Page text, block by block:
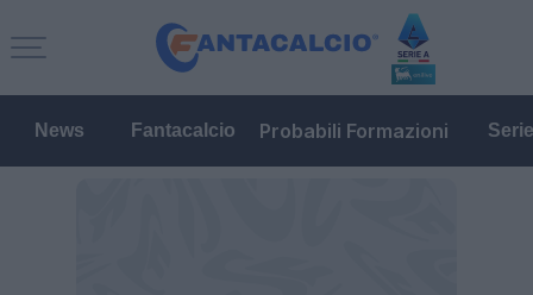
News Fantacalcio Probabili Formazioni